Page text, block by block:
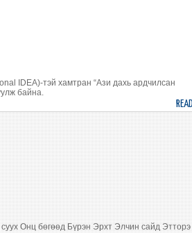
IDEA)-тэй хамтран “Ази дахь ардчилсан
байна.
Онц бөгөөд Бүрэн Эрхт Элчин сайд Этторэ